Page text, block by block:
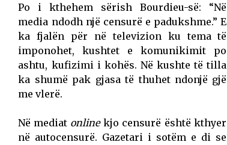
Po i kthehem sërish Bourdieu-së: “Në
media ndodh një censurë e padukshme.” E
ka fjalën për në televizion ku tema të
imponohet, kushtet e komunikimit po
ashtu, kufizimi i kohës. Në kushte të tilla
ka shumë pak gjasa të thuhet ndonjë gjë
me vlerë.
Në mediat onlinekjo censurë është kthyer
në autocensurë. Gazetari i sotëm e di se